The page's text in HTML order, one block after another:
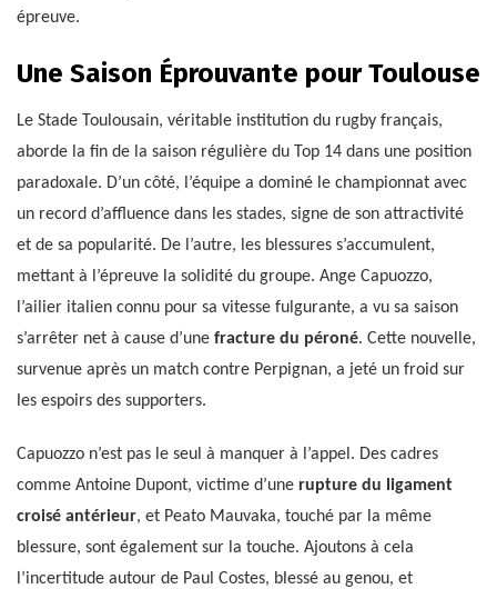
épreuve.
Une Saison Éprouvante pour Toulouse
Le Stade Toulousain, véritable institution du rugby français,
aborde la fin de la saison régulière du Top 14 dans une position
paradoxale. D’un côté, l’équipe a dominé le championnat avec
un record d’affluence dans les stades, signe de son attractivité
et de sa popularité. De l’autre, les blessures s’accumulent,
mettant à l’épreuve la solidité du groupe. Ange Capuozzo,
l’ailier italien connu pour sa vitesse fulgurante, a vu sa saison
s’arrêter net à cause d’une fracture du péroné. Cette nouvelle,
survenue après un match contre Perpignan, a jeté un froid sur
les espoirs des supporters.
Capuozzo n’est pas le seul à manquer à l’appel. Des cadres
comme Antoine Dupont, victime d’une rupture du ligament
croisé antérieur, et Peato Mauvaka, touché par la même
blessure, sont également sur la touche. Ajoutons à cela
l’incertitude autour de Paul Costes, blessé au genou, et